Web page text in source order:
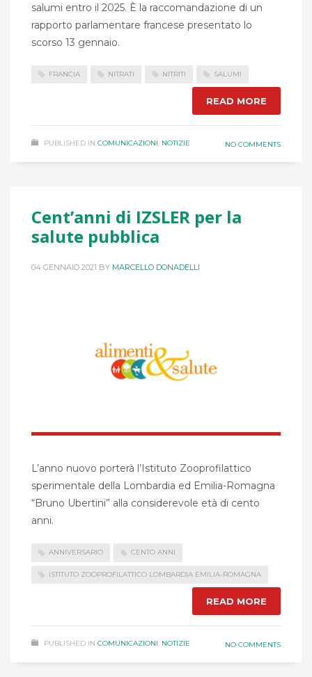
salumi entro il 2025. È la raccomandazione di un
rapporto parlamentare francese presentato lo
scorso 13 gennaio.
FRANCIA NITRATI NITRITI SALUMI
READ MORE
PUBLISHED IN COMUNICAZIONI, NOTIZIE NO COMMENTS
Cent’anni di IZSLER per la
salute pubblica
04 GENNAIO 2021 BY MARCELLO DONADELLI
L’anno nuovo porterà l’Istituto Zooprofilattico
sperimentale della Lombardia ed Emilia-Romagna
“Bruno Ubertini” alla considerevole età di cento
anni.
ANNIVERSARIO CENTO ANNI
ISTITUTO ZOOPROFILATTICO LOMBARDIA EMILIA-ROMAGNA
READ MORE
PUBLISHED IN COMUNICAZIONI, NOTIZIE NO COMMENTS